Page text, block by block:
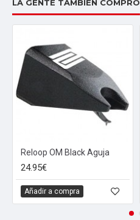
LA GENTE TAMBIÉN COMPRÓ
Reloop OM Black Aguja
24.95€
Añadir a compra